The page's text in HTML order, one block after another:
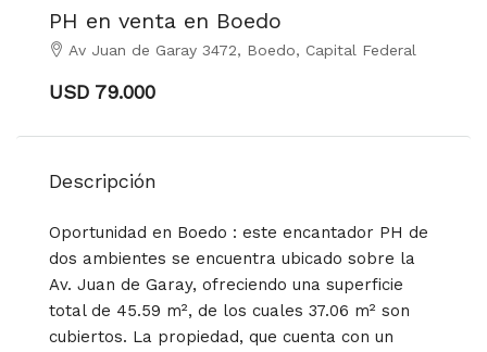
PH en venta en Boedo
Av Juan de Garay 3472, Boedo, Capital Federal
USD 79.000
Descripción
Oportunidad en Boedo : este encantador PH de
dos ambientes se encuentra ubicado sobre la
Av. Juan de Garay, ofreciendo una superficie
total de 45.59 m², de los cuales 37.06 m² son
cubiertos. La propiedad, que cuenta con un